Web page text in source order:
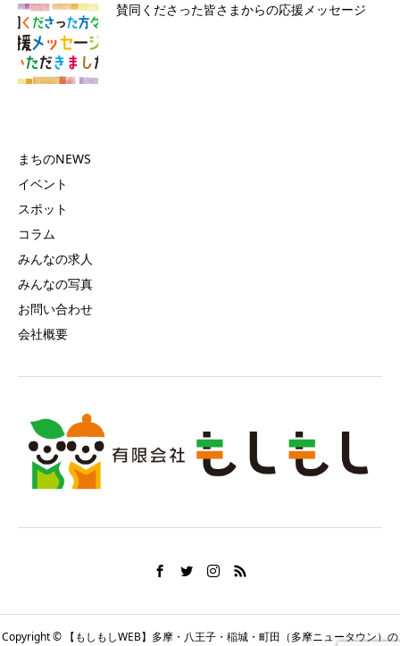
賛同くださった皆さまからの応援メッセージ
まちのNEWS
イベント
スポット
コラム
みんなの求人
みんなの写真
お問い合わせ
会社概要
Copyright © 【もしもしWEB】多摩・八王子・稲城・町田（多摩ニュータウン）の